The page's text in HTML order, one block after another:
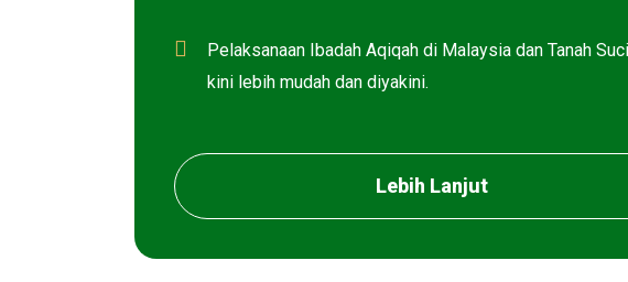
Pelaksanaan Ibadah Aqiqah di Malaysia dan Tanah
kini lebih mudah dan diyakini.
Lebih Lanjut